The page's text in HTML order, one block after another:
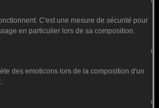
C'est une mesure de sécurité pour
en particulier lors de sa composition.
des emoticons lors de la composition d'un